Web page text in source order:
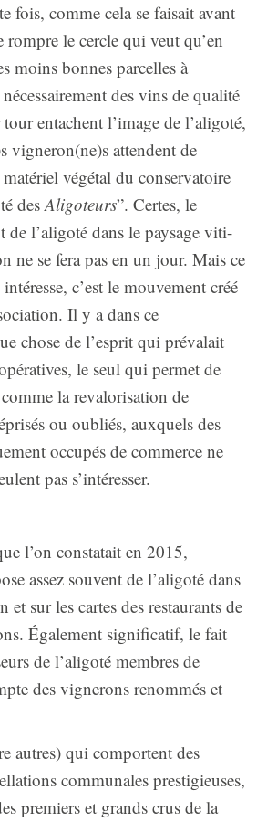
fois, comme cela se faisait avant
le cercle qui veut qu’en
moins bonnes parcelles à
des vins de qualité
entachent l’image de l’aligoté,
vigneron(ne)s attendent de
végétal du conservatoire
desAligoteurs”. Certes, le
de l’aligoté dans le paysage viti-
ne se fera pas en un jour. Mais ce
c’est le mouvement créé
Il y a dans ce
chose de l’esprit qui prévalait
le seul qui permet de
comme la revalorisation de
ou oubliés, auxquels des
occupés de commerce ne
pas s’intéresser.
l’on constatait en 2015,
assez souvent de l’aligoté dans
et sur les cartes des restaurants de
Également significatif, le fait
de l’aligoté membres de
des vignerons renommés et
autres) qui comportent des
communales prestigieuses,
premiers et grands crus de la